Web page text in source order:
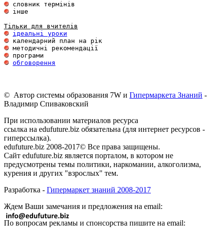
інше
Тільки для вчителів
ідеальні уроки
обговорення
© Автор системы образования 7W и Гипермаркета Знаний -
Владимир Спиваковский
При использовании материалов ресурса
ссылка на edufuture.biz обязательна (для интернет ресурсов -
гиперссылка).
edufuture.biz 2008-2017© Все права защищены.
Сайт edufuture.biz является порталом, в котором не
предусмотрены темы политики, наркомании, алкоголизма,
курения и других "взрослых" тем.
Разработка - Гипермаркет знаний 2008-2017
Ждем Ваши замечания и предложения на email:
По вопросам рекламы и спонсорства пишите на email: